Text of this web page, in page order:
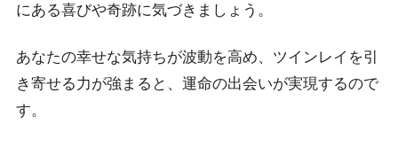
にある喜びや奇跡に気づきましょう。
あなたの幸せな気持ちが波動を高め、ツインレイを引
き寄せる力が強まると、運命の出会いが実現するので
す。